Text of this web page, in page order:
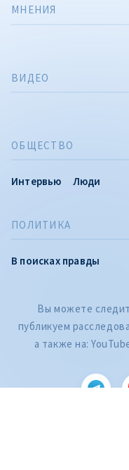
ПОЛИТИКА
В поисках правды
ОБЩЕСТВО
Интервью Люди
МНЕНИЯ
ВИДЕО
Вы можете
публикуем
а также на:
CITEȘTE